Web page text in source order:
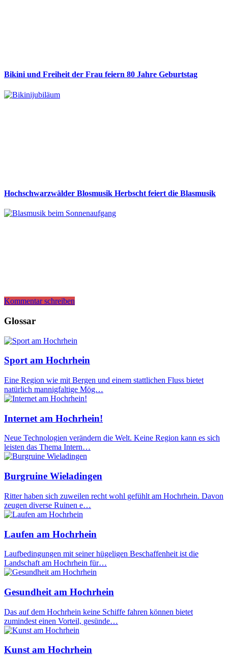
Bikini und Freiheit der Frau feiern 80 Jahre Geburtstag
Hochschwarzwälder Blosmusik Herbscht feiert die Blasmusik
Kommentar schreiben
Glossar
Sport am Hochrhein
Eine Region wie mit Bergen und einem stattlichen Fluss bietet
natürlich mannigfaltige Mög…
Internet am Hochrhein!
Neue Technologien verändern die Welt. Keine Region kann es sich
leisten das Thema Intern…
Burgruine Wieladingen
Ritter haben sich zuweilen recht wohl gefühlt am Hochrhein. Davon
zeugen diverse Ruinen e…
Laufen am Hochrhein
Laufbedingungen mit seiner hügeligen Beschaffenheit ist die
Landschaft am Hochrhein für…
Gesundheit am Hochrhein
Das auf dem Hochrhein keine Schiffe fahren können bietet
zumindest einen Vorteil, gesünde…
Kunst am Hochrhein